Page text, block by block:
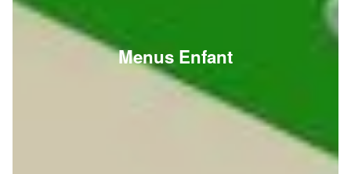
Menus Enfant